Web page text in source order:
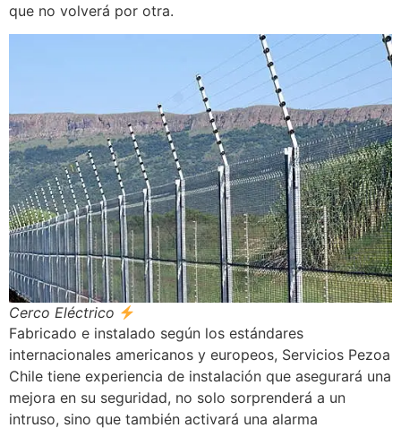
que no volverá por otra.
Cerco Eléctrico
Fabricado e instalado según los estándares
internacionales americanos y europeos, Servicios Pezoa
Chile tiene experiencia de instalación que asegurará una
mejora en su seguridad, no solo sorprenderá a un
intruso, sino que también activará una alarma